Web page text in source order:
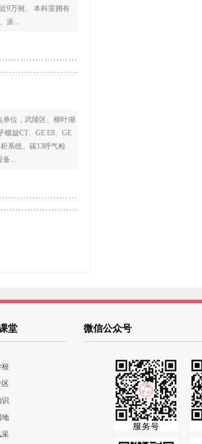
9万例。 本科室拥有
派...
位，武陵区、柳叶湖
旋CT、GE E8、GE
系统、碳13呼气检
备...
堂 微信公众号
校
区
识
地
采